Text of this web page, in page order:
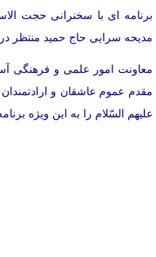
برنامه ای با سخنرانی حجت
مدیحه سرایی حاج حمید منتظر
معاونت امور علمی و فرهنگی
مقدم عموم عاشقان و
عليهم السّلام را به این ویژه